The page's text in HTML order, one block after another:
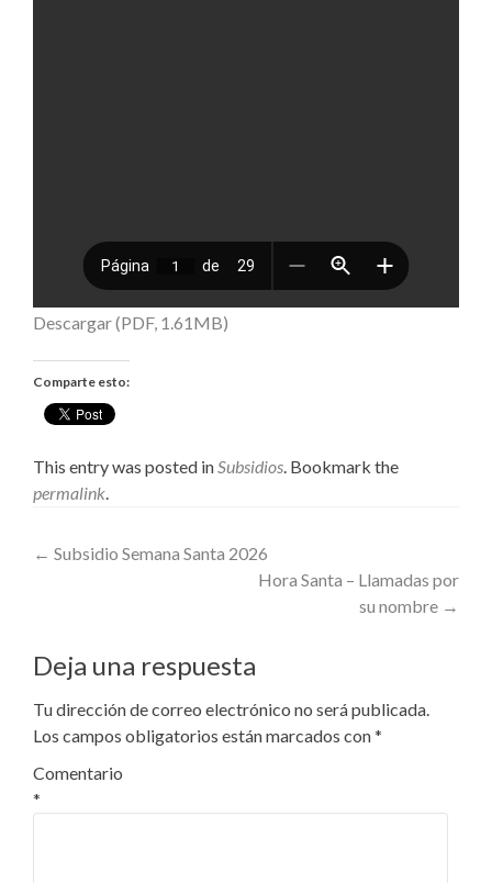
Descargar (PDF, 1.61MB)
Comparte esto:
This entry was posted inSubsidios. Bookmark the
permalink.
Post
← Subsidio Semana Santa 2026
Hora Santa – Llamadas por
su nombre →
Deja una respuesta
Tu dirección de correo electrónico no será publicada.
Los campos obligatorios están marcados con*
Comentario
*